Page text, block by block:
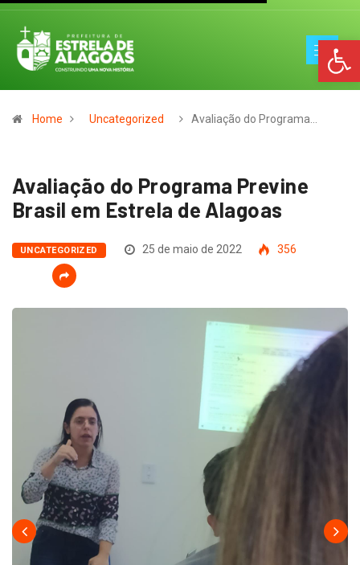
Home Uncategorized Avaliação do Programa…
Avaliação do Programa Previne
Brasil em Estrela de Alagoas
UNCATEGORIZED 25 de maio de 2022 356